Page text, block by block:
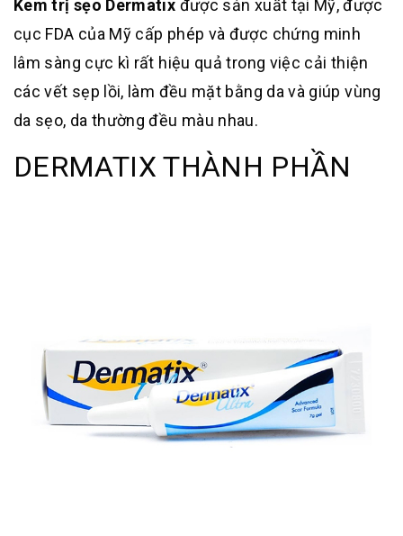
Kem trị sẹo Dermatix được sản xuất tại Mỹ, được
cục FDA của Mỹ cấp phép và được chứng minh
lâm sàng cực kì rất hiệu quả trong việc cải thiện
các vết sẹp lồi, làm đều mặt bằng da và giúp vùng
da sẹo, da thường đều màu nhau.
DERMATIX THÀNH PHẦN